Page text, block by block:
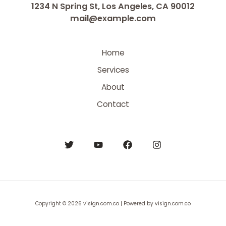
1234 N Spring St, Los Angeles, CA 90012
mail@example.com
Home
Services
About
Contact
Copyright © 2026 visign.com.co | Powered by visign.com.co